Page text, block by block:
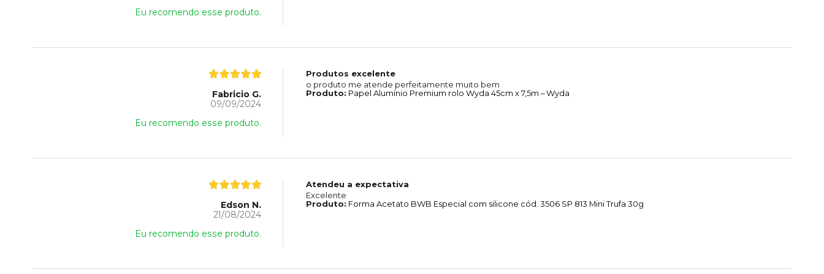
Eu recomendo esse produto.
Fabricio G.
09/09/2024
Eu recomendo esse produto.
Produtos excelente
o produto me atende perfeitamente muito bem
Produto: Papel Alumínio Premium rolo Wyda 45cm x 7,5m – Wyda
Edson N.
21/08/2024
Eu recomendo esse produto.
Atendeu a expectativa
Excelente
Produto: Forma Acetato BWB Especial com silicone cód. 3506 SP 813 Mini Trufa 30g